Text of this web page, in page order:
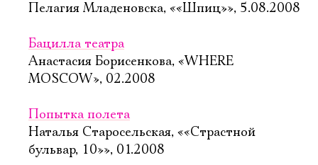
Пелагия Младеновска, ««Шпиц»», 5.08.2008
Бацилла театра
Анастасия Борисенкова, «WHERE
MOSCOW», 02.2008
Попытка полета
Наталья Старосельская, ««Страстной
бульвар, 10»», 01.2008